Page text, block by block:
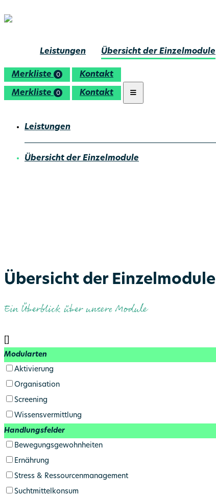
Leistungen Übersicht der Einzelmodule
Merkliste 0 Kontakt
Merkliste 0 Kontakt
Leistungen
Übersicht der Einzelmodule
Übersicht der Einzelmodule
Ein Überblick über unsere Module
Modularten
Aktivierung
Organisation
Screening
Wissens­vermittlung
Handlungsfelder
Bewegungs­gewohnheiten
Ernährung
Stress & Ressourcen­management
Suchtmittel­konsum